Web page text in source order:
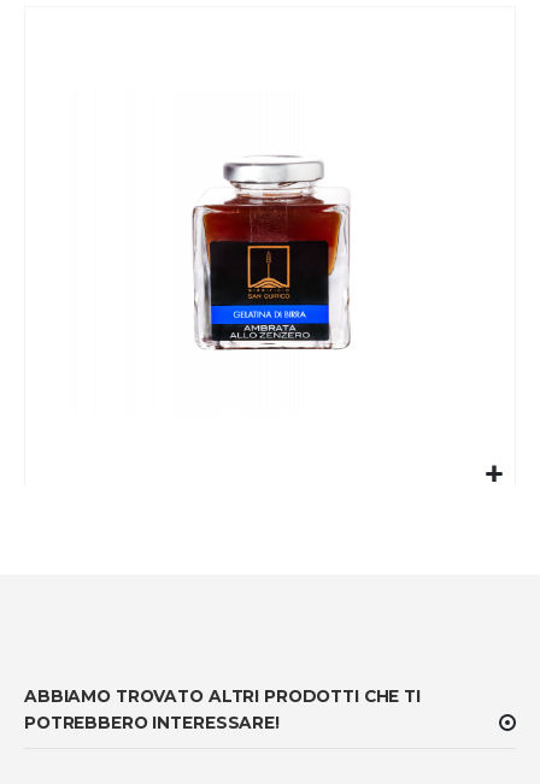
ABBIAMO TROVATO ALTRI PRODOTTI CHE TI
POTREBBERO INTERESSARE!